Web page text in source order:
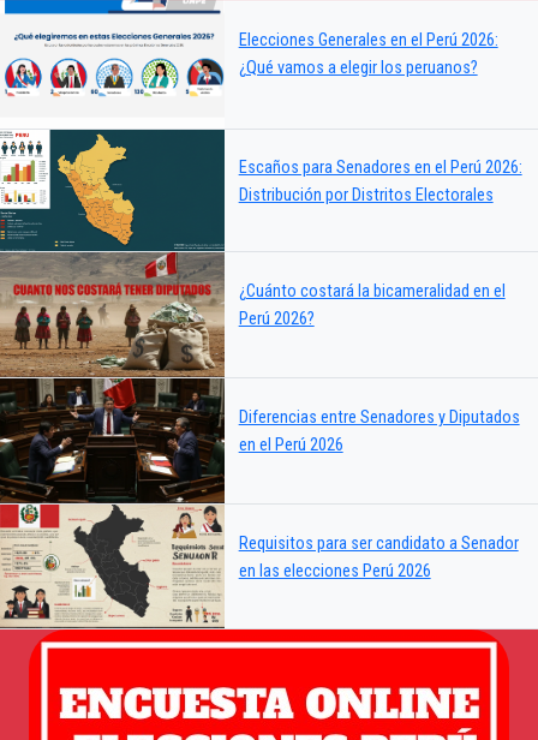
Elecciones Generales en el Perú 2026:
¿Qué vamos a elegir los peruanos?
Escaños para Senadores en el Perú 2026:
Distribución por Distritos Electorales
¿Cuánto costará la bicameralidad en el
Perú 2026?
Diferencias entre Senadores y Diputados
en el Perú 2026
Requisitos para ser candidato a Senador
en las elecciones Perú 2026